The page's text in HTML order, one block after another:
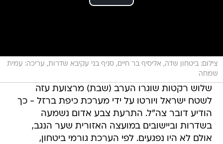
צילום: ביטחון שדה, אליסיף בר חיים, סניף בני עקיבא שדרות, עריכה: עמית
שמחה
שלוש רקטות שוגרו הערב (שבת) מרצועת עזה
לשטח ישראל ויורטו על ידי מערכת כיפת ברזל - כך
הודיע דובר צה"ל. התרעת צבע אדום נשמעה
בשדרות וביישובים במועצה האזורית שער הנגב,
אולם לא היו נפגעים. לפי הערכת גורמי ביטחון,